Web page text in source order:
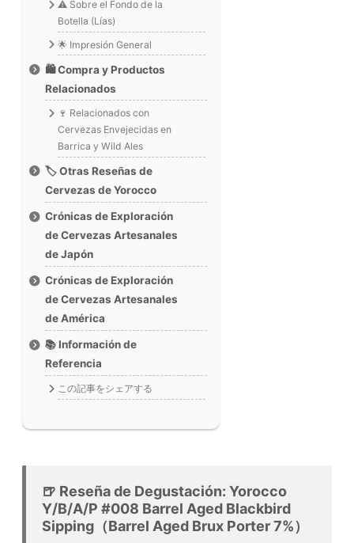
⚠️ Sobre el Fondo de la
Botella (Lías)
🌟 Impresión General
🛍️ Compra y Productos
Relacionados
🍷 Relacionados con
Cervezas Envejecidas en
Barrica y Wild Ales
🏷️ Otras Reseñas de
Cervezas de Yorocco
Crónicas de Exploración
de Cervezas Artesanales
de Japón
Crónicas de Exploración
de Cervezas Artesanales
de América
📚 Información de
Referencia
この記事をシェアする
🍺 Reseña de Degustación: Yorocco
Y/B/A/P #008 Barrel Aged Blackbird
Sipping（Barrel Aged Brux Porter 7%）